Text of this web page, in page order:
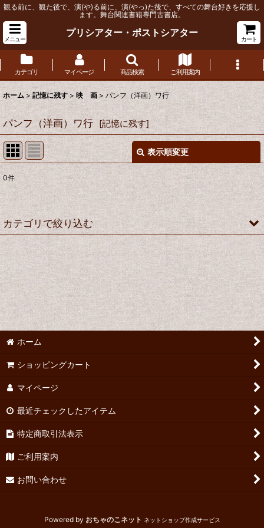
観る前に、観た後で、演(や)る前に、演(やっ)た後で、すべての舞台好きを応援し
ます。舞台関連書籍専門古書店。
メニュー
プリシアター・ポストシアター
カート
カテゴリ マイページ 商品検索 ご利用案内
ホーム > 記憶に残す > 映 画 > パンフ（洋画）ワ行
パンフ（洋画）ワ行 [記憶に残す]
表示順変更
表示数 :
並び順
絞り込む
0件
カテゴリで絞り込む
映 画 (全商品)
書籍
雑誌
資料
パンフ（ミュージカル）ア〜タ行
パンフ（ミュージカル）ナ〜ワ行
パンフ（洋画）ア行
パンフ（洋画）カ行
ホーム
ショッピングカート
マイページ
最近チェックしたアイテム
特定商取引法表示
ご利用案内
お問い合わせ
Powered by おちゃのこネット ネットショップ作成サービス